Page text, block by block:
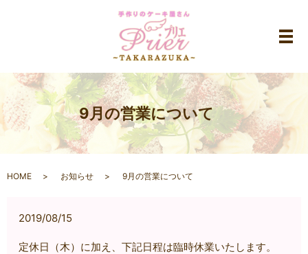
メ
9月の営業について
HOME お知らせ 9月の営業について
2019/08/15
定休日（木）に加え、下記日程は臨時休業いたします。